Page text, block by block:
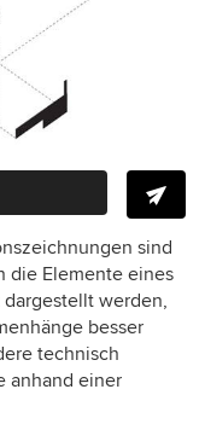
sind
die Elemente eines
werden,
besser
technisch
anhand einer